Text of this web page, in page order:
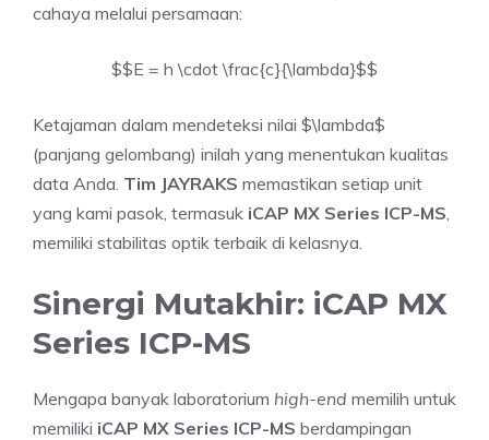
cahaya melalui persamaan:
$$E = h \cdot \frac{c}{\lambda}$$
Ketajaman dalam mendeteksi nilai $\lambda$
(panjang gelombang) inilah yang menentukan kualitas
data Anda. Tim JAYRAKS memastikan setiap unit
yang kami pasok, termasuk iCAP MX Series ICP-MS
memiliki stabilitas optik terbaik di kelasnya.
Sinergi Mutakhir: iCAP MX
Series ICP-MS
Mengapa banyak laboratorium high-end memilih untuk
memiliki iCAP MX Series ICP-MS berdampingan